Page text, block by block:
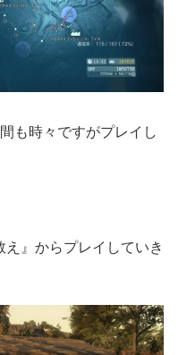
も時々ですがプレイし
』からプレイしていき